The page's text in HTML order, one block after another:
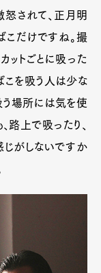
tw
怒されて、正月明
こだけですね。撮
ットごとに吸った
こを吸う人は少な
う場所には気を使
路上で吸ったり、
じがしないですか